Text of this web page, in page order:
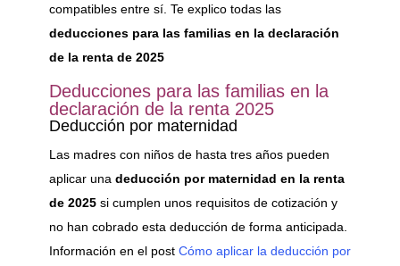
compatibles entre sí. Te explico todas las
deducciones para las familias en la declaración
de la renta de 2025
Deducciones para las familias en la
declaración de la renta 2025
Deducción por maternidad
Las madres con niños de hasta tres años pueden
aplicar una deducción por maternidad en la renta
de 2025si cumplen unos requisitos de cotización y
no han cobrado esta deducción de forma anticipada.
Información en el post Cómo aplicar la deducción por